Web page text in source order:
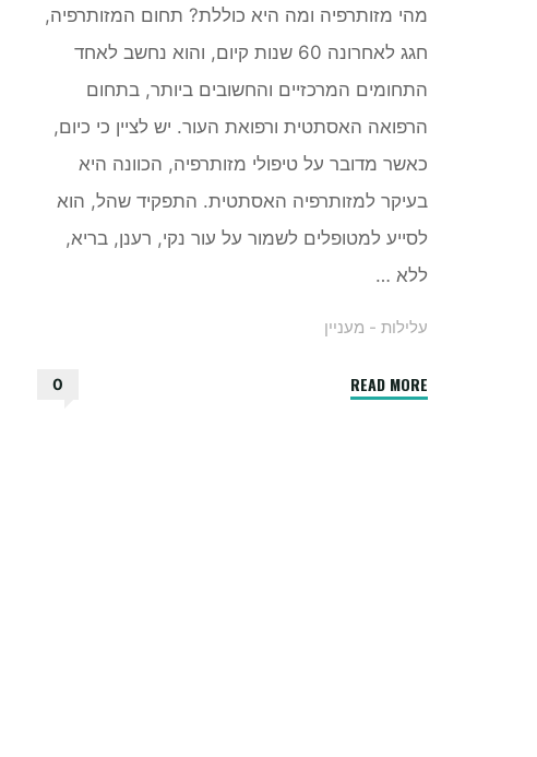
מהי מזותרפיה ומה היא כוללת? תחום המזותרפיה,
חגג לאחרונה 60 שנות קיום, והוא נחשב לאחד
התחומים המרכזיים והחשובים ביותר, בתחום
הרפואה האסתטית ורפואת העור. יש לציין כי כיום,
כאשר מדובר על טיפולי מזותרפיה, הכוונה היא
בעיקר למזותרפיה האסתטית. התפקיד שהל, הוא
לסייע למטופלים לשמור על עור נקי, רענן, בריא,
ללא …
עלילות - מעניין
READ MORE"מהי
0